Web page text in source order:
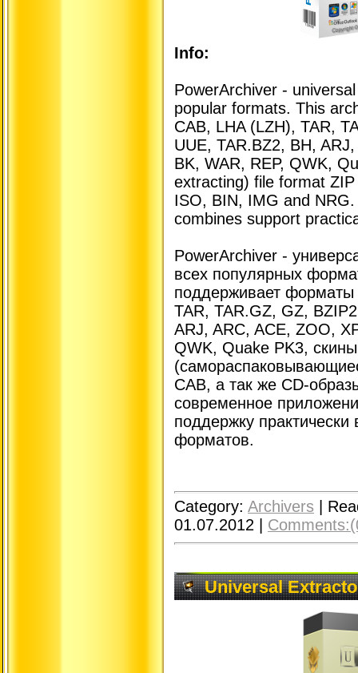
Info:
PowerArchiver -
popular formats. This
CAB, LHA (LZH), TAR,
UUE, TAR.BZ2, BH,
BK, WAR, REP, QWK,
extracting) file format
ISO, BIN, IMG and
combines support
PowerArchiver -
всех популярных
поддерживает форматы
TAR, TAR.GZ, GZ,
ARJ, ARC, ACE, ZOO,
QWK, Quake PK3,
CAB, а так же CD-
современное
поддержку
форматов.
Category: Archivers
01.07.2012
Universal